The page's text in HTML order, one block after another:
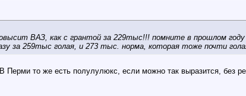
ВАЗ, как с грантой за 229тыс!!! помните в прошлом году
за 259тыс голая, и 273 тыс. норма, которая тоже почти
Перми то же есть полулулюкс, если можно так выразится, без